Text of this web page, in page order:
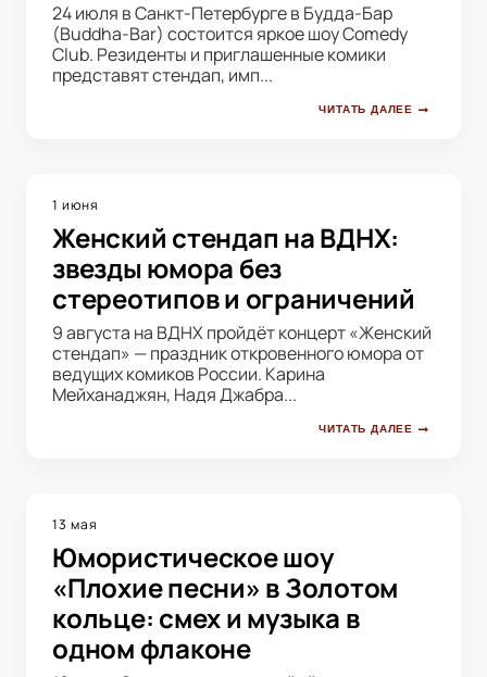
24 июля в Санкт-Петербурге в Будда-Бар
(Buddha-Bar) состоится яркое шоу Comedy
Club. Резиденты и приглашенные комики
представят стендап, имп...
ЧИТАТЬ ДАЛЕЕ
1 июня
Женский стендап на ВДНХ:
звезды юмора без
стереотипов и ограничений
9 августа на ВДНХ пройдёт концерт «Женский
стендап» — праздник откровенного юмора от
ведущих комиков России. Карина
Мейханаджян, Надя Джабра...
ЧИТАТЬ ДАЛЕЕ
13 мая
Юмористическое шоу
«Плохие песни» в Золотом
кольце: смех и музыка в
одном флаконе